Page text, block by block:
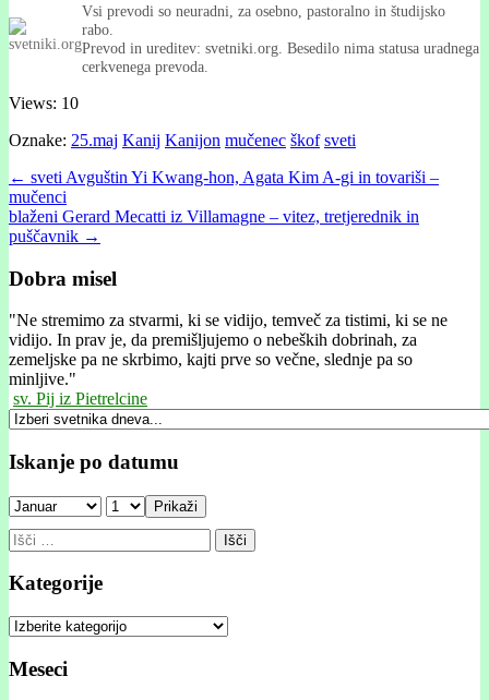
Vsi prevodi so neuradni, za osebno, pastoralno in študijsko
rabo.
Prevod in ureditev: svetniki.org. Besedilo nima statusa uradnega
cerkvenega prevoda.
Views: 10
Oznake: 25.maj Kanij Kanijon mučenec škof sveti
Post
navigation
← sveti Avguštin Yi Kwang-hon, Agata Kim A-gi in tovariši –
mučenci
blaženi Gerard Mecatti iz Villamagne – vitez, tretjerednik in
puščavnik →
Dobra misel
"Ne stremimo za stvarmi, ki se vidijo, temveč za tistimi, ki se ne
vidijo. In prav je, da premišljujemo o nebeških dobrinah, za
zemeljske pa ne skrbimo, kajti prve so večne, slednje pa so
minljive."
sv. Pij iz Pietrelcine
Iskanje po datumu
Prikaži
Išči:
Kategorije
Kategorije
Meseci